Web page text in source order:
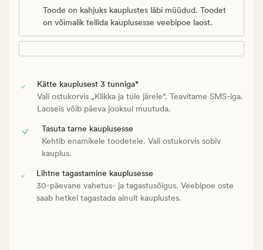
Toode on kahjuks kauplustes läbi müüdud. Toodet
on võimalik tellida kauplusesse veebipoe laost.
Kätte kauplusest 3 tunniga*
Vali ostukorvis „Klikka ja tule järele“. Teavitame SMS-iga.
Laoseis võib päeva jooksul muutuda.
Tasuta tarne kauplusesse
Kehtib enamikele toodetele. Vali ostukorvis sobiv
kauplus.
Lihtne tagastamine kauplusesse
30-päevane vahetus- ja tagastusõigus. Veebipoe oste
saab hetkel tagastada ainult kauplustes.